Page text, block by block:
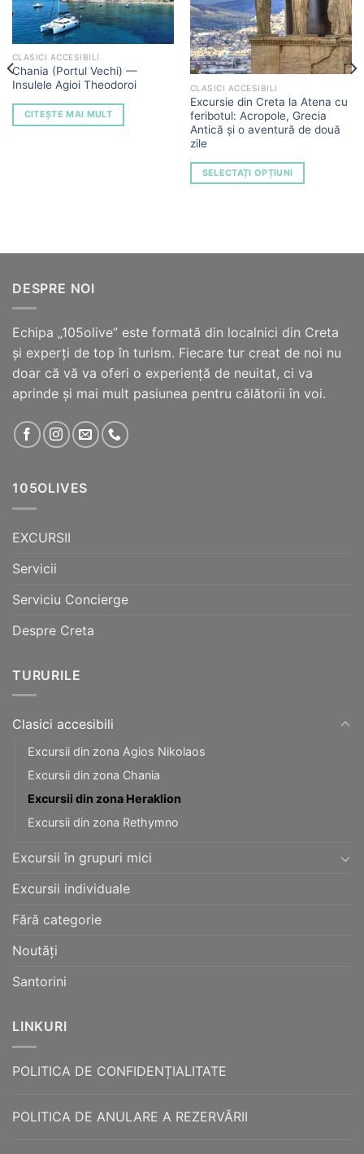
Add to
Wishlist
CLASICI ACCESIBILI
Chania (Portul Vechi) —
Insulele Agioi Theodoroi
CITEȘTE MAI MULT
Add to
Wishlist
CLASICI ACCESIBILI
Excursie din Creta la Atena cu
feribotul: Acropole, Grecia
Antică și o aventură de două
zile
SELECTAȚI OPȚIUNI
DESPRE NOI
Echipa „105olive” este formată din localnici din Creta
și experți de top în turism. Fiecare tur creat de noi nu
doar că vă va oferi o experiență de neuitat, ci va
aprinde și mai mult pasiunea pentru călătorii în voi.
105OLIVES
EXCURSII
Servicii
Serviciu Concierge
Despre Creta
TURURILE
Clasici accesibili
Excursii din zona Agios Nikolaos
Excursii din zona Chania
Excursii din zona Heraklion
Excursii din zona Rethymno
Excursii în grupuri mici
Excursii individuale
Fără categorie
Noutăți
Santorini
LINKURI
POLITICA DE CONFIDENȚIALITATE
POLITICA DE ANULARE A REZERVĂRII